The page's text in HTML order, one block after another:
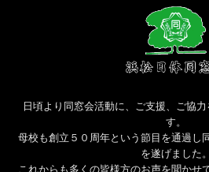
日頃より同窓会活動に、ご支援、ご協
す。
母校も創立５０周年という節目を通過し
を遂げました。
これからも多くの皆様方のお声を聞かせ